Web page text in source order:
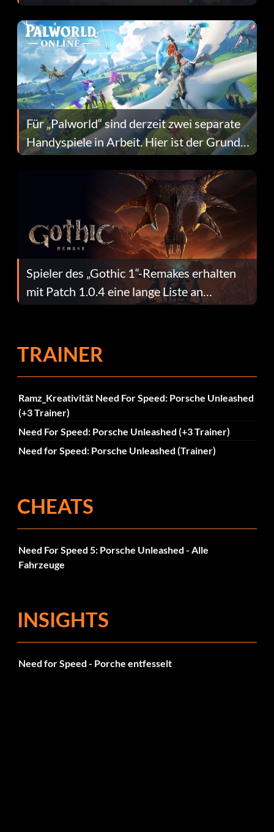
Fans Are Hopeful
Für „Palworld“ sind derzeit zwei separate
Handyspiele in Arbeit. Hier ist der Grund
dafür.
Spieler des „Gothic 1“-Remakes erhalten
mit Patch 1.0.4 eine lange Liste an
Fehlerbehebungen
TRAINER
Ramz_Kreativität Need For Speed: Porsche Unleashed
(+3 Trainer)
Need For Speed: Porsche Unleashed (+3 Trainer)
Need for Speed: Porsche Unleashed (Trainer)
CHEATS
Need For Speed 5: Porsche Unleashed - Alle
Fahrzeuge
INSIGHTS
Need for Speed - Porche entfesselt